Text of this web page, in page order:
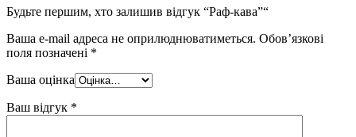
Будьте першим, хто залишив відгук “Раф-кава”“
Ваша e-mail адреса не оприлюднюватиметься. Обов’язкові
поля позначені *
Ваша оцінка
Ваш відгук *